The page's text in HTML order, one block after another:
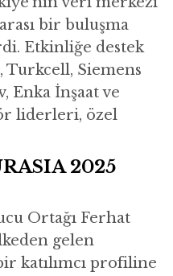
bir buluşma
Etkinliğe destek
Turkcell, Siemens
Enka İnşaat ve
liderleri, özel
2025
Ortağı Ferhat
gelen
katılımcı profiline